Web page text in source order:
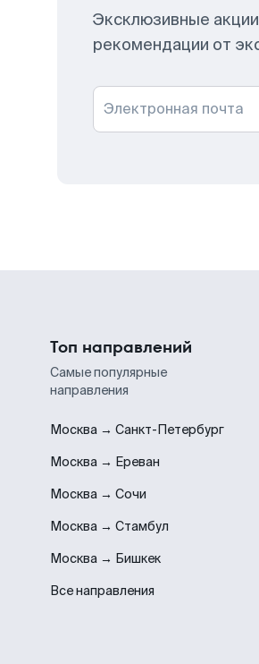
Эксклюзивные
рекомендации от
Электронная почта
Топ направлений
Самые популярные
направления
Москва → Санкт-Петербург
Москва → Ереван
Москва → Сочи
Москва → Стамбул
Москва → Бишкек
Все направления